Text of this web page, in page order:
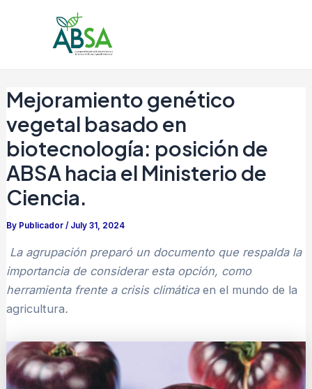
Mejoramiento genético
vegetal basado en
biotecnología: posición de
ABSA hacia el Ministerio de
Ciencia.
By Publicador / July 31, 2024
La agrupación preparó un documento que respalda la
importancia de considerar esta opción, como
herramienta frente a crisis climática en el mundo de la
agricultura.
navigation